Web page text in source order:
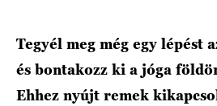
Tegyél meg még egy lépést
és bontakozz ki a jóga
Ehhez nyújt remek